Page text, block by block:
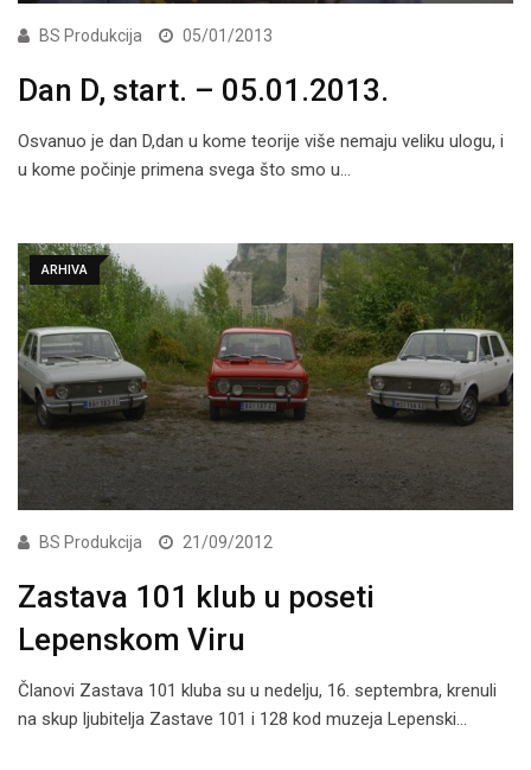
BS Produkcija 05/01/2013
Dan D, start. – 05.01.2013.
Osvanuo je dan D,dan u kome teorije više nemaju veliku ulogu, i
u kome počinje primena svega što smo u…
ARHIVA
BS Produkcija 21/09/2012
Zastava 101 klub u poseti
Lepenskom Viru
Članovi Zastava 101 kluba su u nedelju, 16. septembra, krenuli
na skup ljubitelja Zastave 101 i 128 kod muzeja Lepenski…